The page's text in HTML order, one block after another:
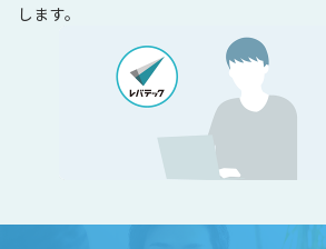
します。